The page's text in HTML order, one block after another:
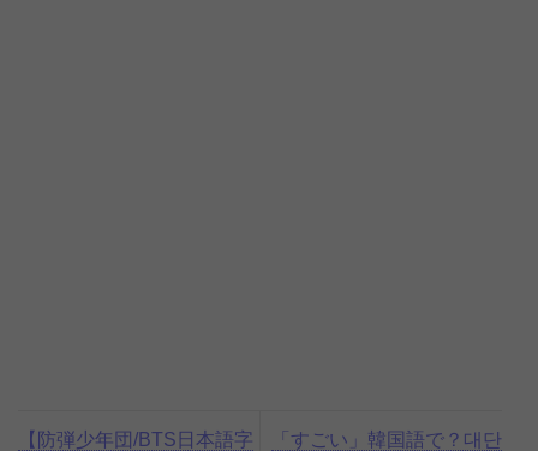
【防弾少年団/BTS日本語字
「すごい」韓国語で？대단